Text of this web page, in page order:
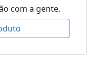
com a gente.